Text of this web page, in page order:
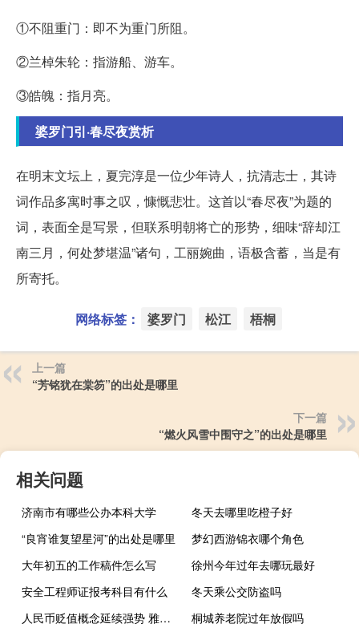
①不阻重门：即不为重门所阻。
②兰棹朱轮：指游船、游车。
③皓魄：指月亮。
婆罗门引·春尽夜赏析
在明末文坛上，夏完淳是一位少年诗人，抗清志士，其诗
词作品多寓时事之叹，慷慨悲壮。这首以“春尽夜”为题的
词，表面全是写景，但联系明朝将亡的形势，细味“辞却江
南三月，何处梦堪温”诸句，工丽婉曲，语极含蓄，当是有
所寄托。
网络标签： 婆罗门 松江 梧桐
上一篇
“芳铭犹在棠笏”的出处是哪里
下一篇
“燃火风雪中围守之”的出处是哪里
相关问题
济南市有哪些公办本科大学
冬天去哪里吃橙子好
“良宵谁复望星河”的出处是哪里
梦幻西游锦衣哪个角色
大年初五的工作稿件怎么写
徐州今年过年去哪玩最好
安全工程师证报考科目有什么
冬天乘公交防盗吗
人民币贬值概念延续强势 雅艺科技冲击涨停
桐城养老院过年放假吗